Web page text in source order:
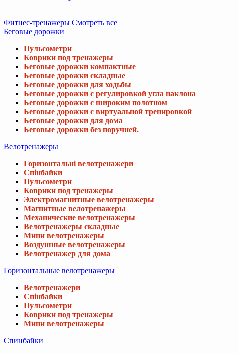
Фитнес-тренажеры Смотреть все
Беговые дорожки
Пульсометри
Коврики под тренажеры
Беговые дорожки компактные
Беговые дорожки складные
Беговые дорожки для ходьбы
Беговые дорожки с регулировкой угла наклона
Беговые дорожки с широким полотном
Беговые дорожки с виртуальной тренировкой
Беговые дорожки для дома
Беговые дорожки без поручней.
Велотренажеры
Горизонтальні велотренажери
Спінбайки
Пульсометри
Коврики под тренажеры
Электромагнитные велотренажеры
Магнитные велотренажеры
Механические велотренажеры
Велотренажеры складные
Мини велотренажеры
Воздушные велотренажеры
Велотренажер для дома
Горизонтальные велотренажеры
Велотренажери
Спінбайки
Пульсометри
Коврики под тренажеры
Мини велотренажеры
Спинбайки